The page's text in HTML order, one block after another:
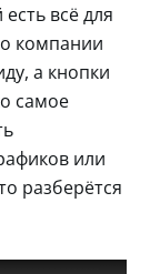
всё для
компании
а кнопки
самое
или
разберётся